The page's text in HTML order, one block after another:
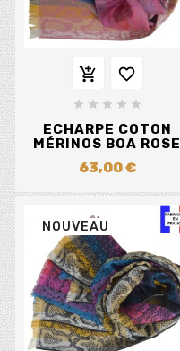
 
    
ECHARPE COTON
MÉRINOS BOA ROSE
63,00 €
NOUVEAU